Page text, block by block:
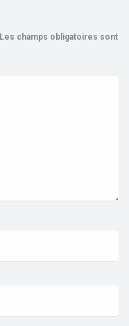
Les champs obligatoires sont